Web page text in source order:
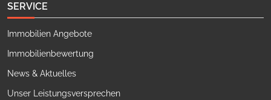
SERVICE
Immobilien Angebote
Immobilienbewertung
News & Aktuelles
Unser Leistungsversprechen